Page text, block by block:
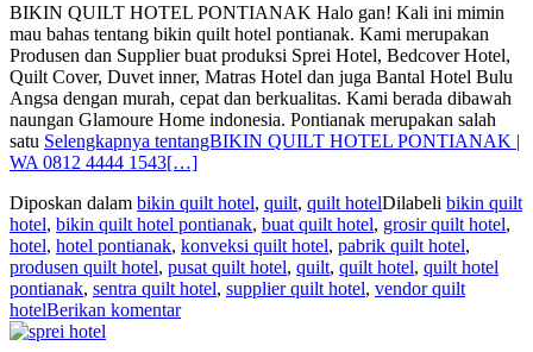
BIKIN QUILT HOTEL PONTIANAK Halo gan! Kali ini mimin
mau bahas tentang bikin quilt hotel pontianak. Kami merupakan
Produsen dan Supplier buat produksi Sprei Hotel, Bedcover Hotel,
Quilt Cover, Duvet inner, Matras Hotel dan juga Bantal Hotel Bulu
Angsa dengan murah, cepat dan berkualitas. Kami berada dibawah
naungan Glamoure Home indonesia. Pontianak merupakan salah
satu Selengkapnya tentangBIKIN QUILT HOTEL PONTIANAK |
WA 0812 4444 1543[…]
Diposkan dalam bikin quilt hotel, quilt, quilt hotelDilabeli bikin quilt
hotel, bikin quilt hotel pontianak, buat quilt hotel, grosir quilt hotel,
hotel, hotel pontianak, konveksi quilt hotel, pabrik quilt hotel,
produsen quilt hotel, pusat quilt hotel, quilt, quilt hotel, quilt hotel
pontianak, sentra quilt hotel, supplier quilt hotel, vendor quilt
hotelBerikan komentar